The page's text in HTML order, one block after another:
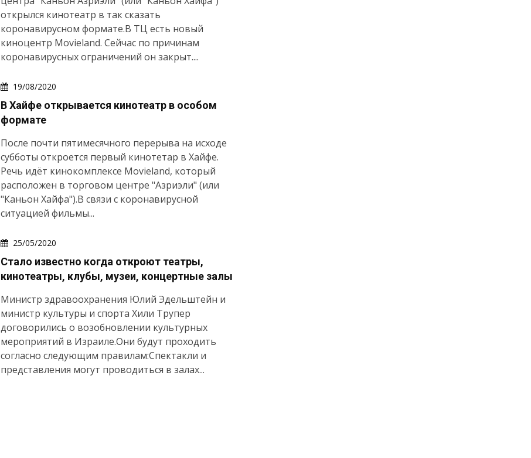
открылся кинотеатр в так сказать
коронавирусном формате.В ТЦ есть новый
киноцентр Movieland. Сейчас по причинам
коронавирусных ограничений он закрыт....
19/08/2020
В Хайфе открывается кинотеатр в особом
формате
После почти пятимесячного перерыва на исходе
субботы откроется первый кинотетар в Хайфе.
Речь идёт кинокомплексе Movieland, который
расположен в торговом центре "Азриэли" (или
"Каньон Хайфа").В связи с коронавирусной
ситуацией фильмы...
25/05/2020
Стало известно когда откроют театры,
кинотеатры, клубы, музеи, концертные залы
Министр здравоохранения Юлий Эдельштейн и
министр культуры и спорта Хили Трупер
договорились о возобновлении культурных
мероприятий в Израиле.Они будут проходить
согласно следующим правилам:Спектакли и
представления могут проводиться в залах...